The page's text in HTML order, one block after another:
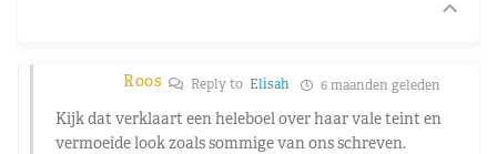
Roos Reply to Elisah 6 maanden geleden
Kijk dat verklaart een heleboel over haar vale teint en
vermoeide look zoals sommige van ons schreven.